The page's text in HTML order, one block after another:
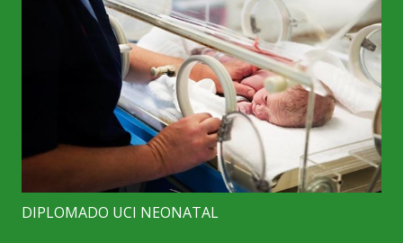
DIPLOMADO UCI NEONATAL